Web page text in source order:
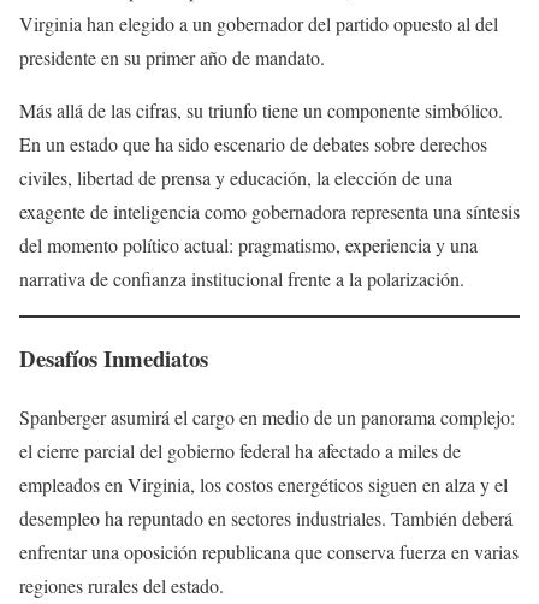
Virginia han elegido a un gobernador del partido opuesto al del
presidente en su primer año de mandato.
Más allá de las cifras, su triunfo tiene un componente simbólico.
En un estado que ha sido escenario de debates sobre derechos
civiles, libertad de prensa y educación, la elección de una
exagente de inteligencia como gobernadora representa una síntesis
del momento político actual: pragmatismo, experiencia y una
narrativa de confianza institucional frente a la polarización.
Desafíos Inmediatos
Spanberger asumirá el cargo en medio de un panorama complejo:
el cierre parcial del gobierno federal ha afectado a miles de
empleados en Virginia, los costos energéticos siguen en alza y el
desempleo ha repuntado en sectores industriales. También deberá
enfrentar una oposición republicana que conserva fuerza en varias
regiones rurales del estado.